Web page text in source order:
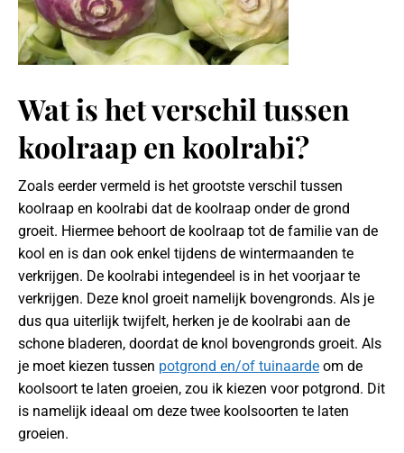
Wat is het verschil tussen
koolraap en koolrabi?
Zoals eerder vermeld is het grootste verschil tussen
koolraap en koolrabi dat de koolraap onder de grond
groeit. Hiermee behoort de koolraap tot de familie van de
kool en is dan ook enkel tijdens de wintermaanden te
verkrijgen. De koolrabi integendeel is in het voorjaar te
verkrijgen. Deze knol groeit namelijk bovengronds. Als je
dus qua uiterlijk twijfelt, herken je de koolrabi aan de
schone bladeren, doordat de knol bovengronds groeit. Als
je moet kiezen tussen potgrond en/of tuinaarde om de
koolsoort te laten groeien, zou ik kiezen voor potgrond. Dit
is namelijk ideaal om deze twee koolsoorten te laten
groeien.